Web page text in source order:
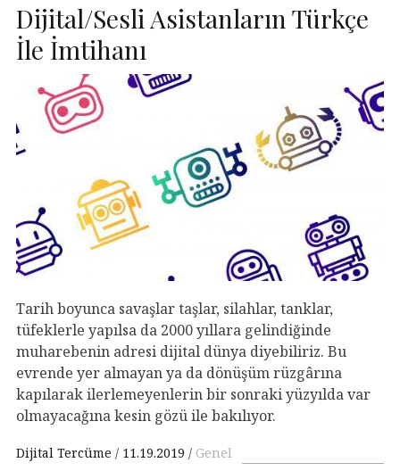
Dijital/Sesli Asistanların Türkçe
İle İmtihanı
Tarih boyunca savaşlar taşlar, silahlar, tanklar,
tüfeklerle yapılsa da 2000 yıllara gelindiğinde
muharebenin adresi dijital dünya diyebiliriz. Bu
evrende yer almayan ya da dönüşüm rüzgârına
kapılarak ilerlemeyenlerin bir sonraki yüzyılda var
olmayacağına kesin gözü ile bakılıyor.
Dijital Tercüme 11.19.2019 Genel